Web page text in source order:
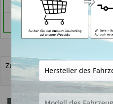
Transponder
Zurück zur Übersicht